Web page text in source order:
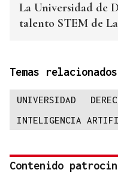
La Universidad de
talento STEM de
Temas relacionados
UNIVERSIDAD
INTELIGENCIA
Contenido